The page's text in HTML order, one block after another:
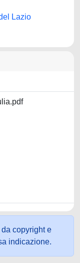
Lazio
da copyright e
indicazione.